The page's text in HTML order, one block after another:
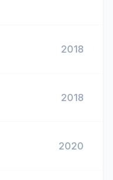
2018
2018
2020